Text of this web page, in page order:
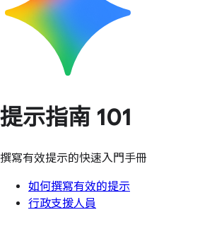
提示指南 101
撰寫有效提示的快速入門手冊
如何撰寫有效的提示
行政支援人員